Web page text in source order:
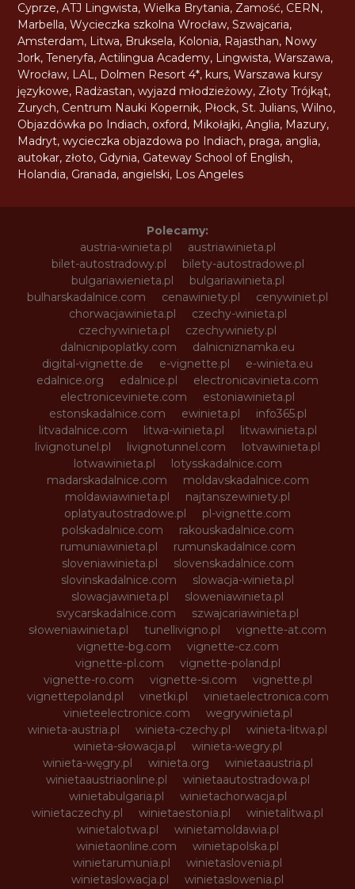
Cyprze,ATJ Lingwista,Wielka Brytania, Zamość, CERN ,
Marbella,Wycieczka szkolna Wrocław,Szwajcaria,
Amsterdam, Litwa, Bruksela, Kolonia, Rajasthan, Nowy
Jork,Teneryfa,Actilingua Academy, Lingwista,Warszawa,
Wrocław, LAL, Dolmen Resort 4*, kurs,Warszawa kursy
językowe, Radżastan,wyjazd młodzieżowy, Złoty Trójkąt,
Zurych, Centrum Nauki Kopernik, Płock,St. Julians,Wilno,
Objazdówka po Indiach, oxford, Mikołajki,Anglia, Mazury,
Madryt,wycieczka objazdowa po Indiach,praga, anglia,
autokar, złoto, Gdynia, Gateway School of English,
Holandia, Granada, angielski, Los Angeles
Polecamy:
austria-winieta.pl
austriawinieta.pl
bilet-autostradowy.pl
bilety-autostradowe.pl
bulgariawienieta.pl
bulgariawinieta.pl
bulharskadalnice.com
cenawiniety.pl
cenywiniet.pl
chorwacjawinieta.pl
czechy-winieta.pl
czechywinieta.pl
czechywiniety.pl
dalnicnipoplatky.com
dalnicniznamka.eu
digital-vignette.de
e-vignette.pl
e-winieta.eu
edalnice.org
edalnice.pl
electronicavinieta.com
electroniceviniete.com
estoniawinieta.pl
estonskadalnice.com
ewinieta.pl
info365.pl
litvadalnice.com
litwa-winieta.pl
litwawinieta.pl
livignotunel.pl
livignotunnel.com
lotvawinieta.pl
lotwawinieta.pl
lotysskadalnice.com
madarskadalnice.com
moldavskadalnice.com
moldawiawinieta.pl
najtanszewiniety.pl
oplatyautostradowe.pl
pl-vignette.com
polskadalnice.com
rakouskadalnice.com
rumuniawinieta.pl
rumunskadalnice.com
sloveniawinieta.pl
slovenskadalnice.com
slovinskadalnice.com
slowacja-winieta.pl
slowacjawinieta.pl
sloweniawinieta.pl
svycarskadalnice.com
szwajcariawinieta.pl
słoweniawinieta.pl
tunellivigno.pl
vignette-at.com
vignette-bg.com
vignette-cz.com
vignette-pl.com
vignette-poland.pl
vignette-ro.com
vignette-si.com
vignette.pl
vignettepoland.pl
vinetki.pl
vinietaelectronica.com
vinieteelectronice.com
wegrywinieta.pl
winieta-austria.pl
winieta-czechy.pl
winieta-litwa.pl
winieta-słowacja.pl
winieta-wegry.pl
winieta-węgry.pl
winieta.org
winietaaustria.pl
winietaaustriaonline.pl
winietaautostradowa.pl
winietabulgaria.pl
winietachorwacja.pl
winietaczechy.pl
winietaestonia.pl
winietalitwa.pl
winietalotwa.pl
winietamoldawia.pl
winietaonline.com
winietapolska.pl
winietarumunia.pl
winietaslovenia.pl
winietaslowacja.pl
winietaslowenia.pl